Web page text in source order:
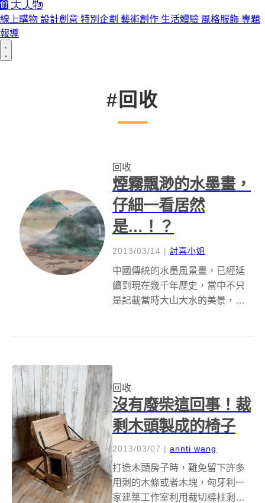
線上購物 設計創意 特別企劃 藝術創作 生活體驗 風格服飾 專題
報導
#回收
回收
煙霧飄渺的水墨畫，
仔細一看居然
是…！？
2013/03/14 | 討喜小姐
中國傳統的水墨風景畫，已經延
續到現在幾千年歷史，當中不只
是記載當時大山大水的美景，也
面的大山大水並...
回收
沒有廢柴這回事！裁
剩木頭製成的椅子
2013/03/07 | annti wang
打造木頭房子時，難免留下許多
用剩的木條或者木塊，匈牙利一
家建築工作室利用裁切樑柱剩下